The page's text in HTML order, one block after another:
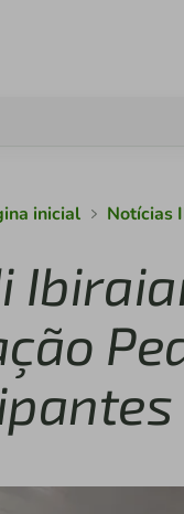
inicial Notícias